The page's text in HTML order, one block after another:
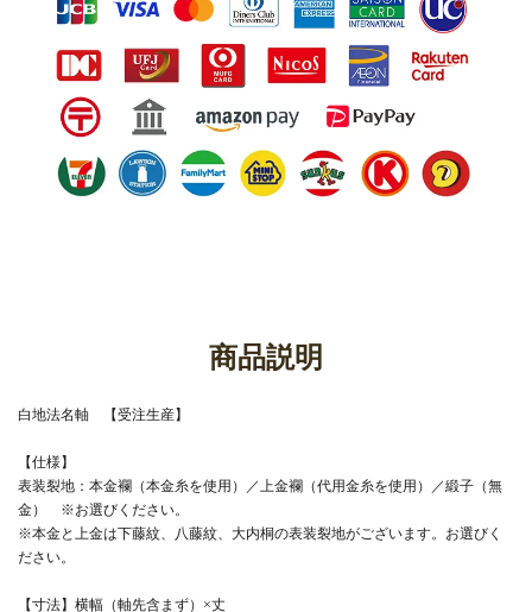
商品説明
白地法名軸 【受注生産】
【仕様】
表装裂地：本金襴（本金糸を使用）／上金襴（代用金糸を使用）／緞子（無
金） ※お選びください。
※本金と上金は下藤紋、八藤紋、大内桐の表装裂地がございます。お選びく
ださい。
【寸法】横幅（軸先含まず）×丈